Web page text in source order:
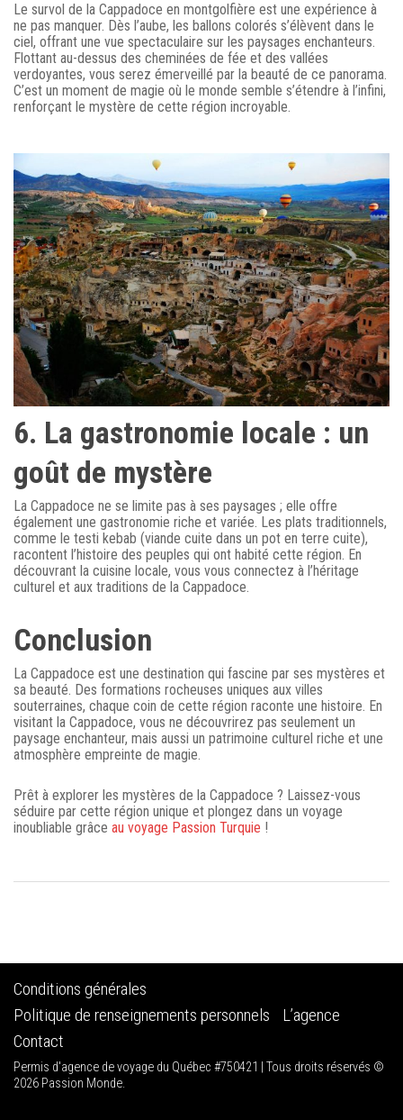
Le survol de la Cappadoce en montgolfière est une expérience à
ne pas manquer. Dès l’aube, les ballons colorés s’élèvent dans le
ciel, offrant une vue spectaculaire sur les paysages enchanteurs.
Flottant au-dessus des cheminées de fée et des vallées
verdoyantes, vous serez émerveillé par la beauté de ce panorama.
C’est un moment de magie où le monde semble s’étendre à l’infini,
renforçant le mystère de cette région incroyable.
6. La gastronomie locale : un
goût de mystère
La Cappadoce ne se limite pas à ses paysages ; elle offre
également une gastronomie riche et variée. Les plats traditionnels,
comme le testi kebab (viande cuite dans un pot en terre cuite),
racontent l’histoire des peuples qui ont habité cette région. En
découvrant la cuisine locale, vous vous connectez à l’héritage
culturel et aux traditions de la Cappadoce.
Conclusion
La Cappadoce est une destination qui fascine par ses mystères et
sa beauté. Des formations rocheuses uniques aux villes
souterraines, chaque coin de cette région raconte une histoire. En
visitant la Cappadoce, vous ne découvrirez pas seulement un
paysage enchanteur, mais aussi un patrimoine culturel riche et une
atmosphère empreinte de magie.
Prêt à explorer les mystères de la Cappadoce ? Laissez-vous
séduire par cette région unique et plongez dans un voyage
inoubliable grâce au voyage Passion Turquie !
Conditions générales
Politique de renseignements personnels
L’agence
Contact
Permis d'agence de voyage du Québec #750421 | Tous droits réservés ©
2026 Passion Monde.